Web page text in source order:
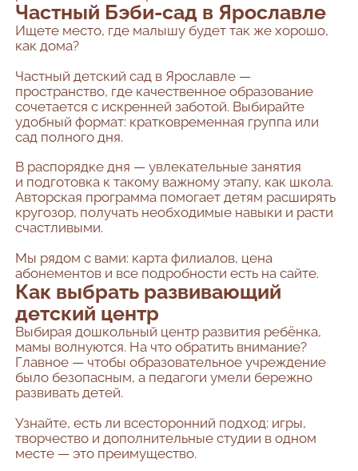
Частный Бэби-сад в Ярославле
Ищете место, где малышу будет так же хорошо,
как дома?
Частный детский сад в Ярославле —
пространство, где качественное образование
сочетается с искренней заботой. Выбирайте
удобный формат: кратковременная группа или
сад полного дня.
В распорядке дня — увлекательные занятия
и подготовка к такому важному этапу, как школа.
Авторская программа помогает детям расширять
кругозор, получать необходимые навыки и расти
счастливыми.
Мы рядом с вами: карта филиалов, цена
абонементов и все подробности есть на сайте.
Как выбрать развивающий
детский центр
Выбирая дошкольный центр развития ребёнка,
мамы волнуются. На что обратить внимание?
Главное — чтобы образовательное учреждение
было безопасным, а педагоги умели бережно
развивать детей.
Узнайте, есть ли всесторонний подход: игры,
творчество и дополнительные студии в одном
месте — это преимущество.